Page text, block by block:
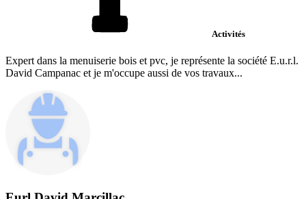
Activités
Expert dans la menuiserie bois et pvc, je représente la société E.u.r.l.
David Campanac et je m'occupe aussi de vos travaux...